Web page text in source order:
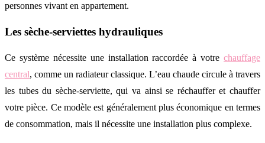
personnes vivant en appartement.
Les sèche-serviettes hydrauliques
Ce système nécessite une installation raccordée à votre chauffage
central, comme un radiateur classique. L’eau chaude circule à travers
les tubes du sèche-serviette, qui va ainsi se réchauffer et chauffer
votre pièce. Ce modèle est généralement plus économique en termes
de consommation, mais il nécessite une installation plus complexe.